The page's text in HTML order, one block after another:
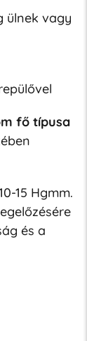
ülnek vagy
fő típusa
15 Hgmm.
és a